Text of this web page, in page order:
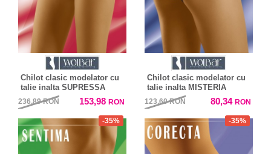
Chilot clasic modelator cu
talie inalta SUPRESSA
236,89RON 153,98 RON
Chilot clasic modelator cu
talie inalta MISTERIA
123,60RON 80,34 RON
-35% -35%